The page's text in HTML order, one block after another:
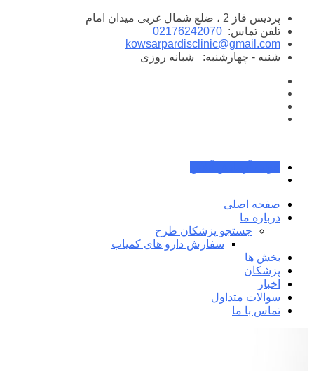
پرش
محتوا
پردیس فاز 2 ، ضلع شمال غربی میدان امام
تلفن تماس: 02176242070
kowsarpardisclinic@gmail.com
شنبه - چهارشنبه:
شبانه روزی
صفحه اصلی
درباره ما
جستجو پزشکان طرح
سفارش دارو های کمیاب
بخش ها
پزشکان
اخبار
سوالات متداول
تماس با ما